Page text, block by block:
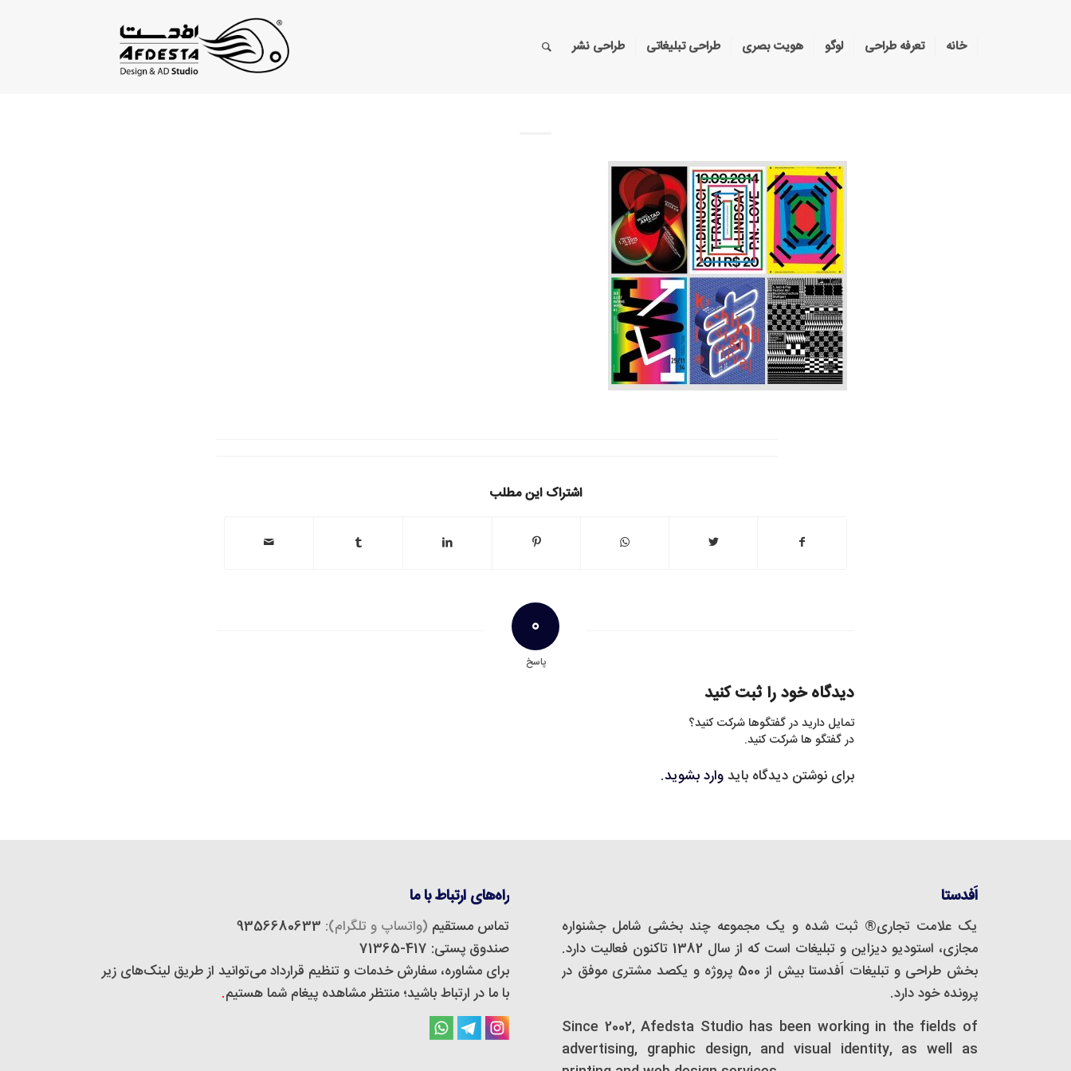
خانه تعرفه طراحی لوگو هویت بصری طراحی تبلیغاتی طراحی نشر
اشتراک این مطلب
0
پاسخ
دیدگاه خود را ثبت کنید
تمایل دارید در گفتگوها شرکت کنید؟
در گفتگو ها شرکت کنید.
برای نوشتن دیدگاه بایدوارد بشوید.
اَفدستا
یک علامت تجاری® ثبت شده و یک مجموعه‌ چند بخشی شامل جشنواره
مجازی، استودیو دیزاین و تبلیغات است که از سال 1382 تاکنون فعالیت دارد.
بخش طراحی و تبلیغات اَفدستا بیش از 500 پروژه و یکصد مشتری موفق در
پرونده خود دارد.
Since 2002, Afedsta Studio has been working in the fields of
advertising, graphic design, and visual identity, as well as
راه‌های ارتباط با ما
تماس مستقیم (واتساپ و تلگرام):
صندوق پستی: 417-71365
برای مشاوره، سفارش خدمات و تنظیم قرارداد می‌توانید از طریق لینک‌های زیر
با ما در ارتباط باشید؛ منتظر مشاهده پیغام شما هستیم.